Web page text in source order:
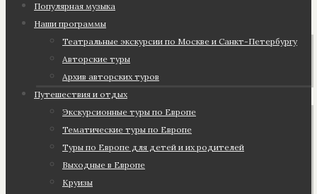
Популярная музыка
Наши программы
Театральные экскурсии по Москве и Санкт-Петербургу
Авторские туры
Архив авторских туров
Путешествия и отдых
Экскурсионные туры по Европе
Тематические туры по Европе
Туры по Европе для детей и их родителей
Выходные в Европе
Круизы